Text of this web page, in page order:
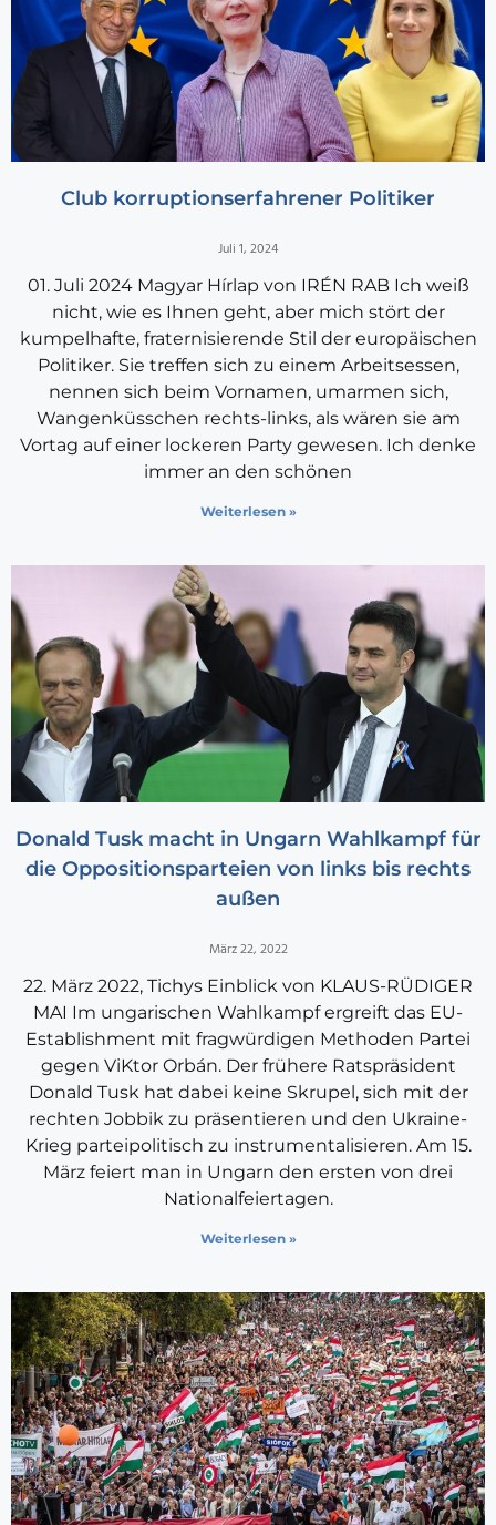
Club korruptionserfahrener Politiker
Juli 1, 2024
01. Juli 2024 Magyar Hírlap von IRÉN RAB Ich weiß
nicht, wie es Ihnen geht, aber mich stört der
kumpelhafte, fraternisierende Stil der europäischen
Politiker. Sie treffen sich zu einem Arbeitsessen,
nennen sich beim Vornamen, umarmen sich,
Wangenküsschen rechts-links, als wären sie am
Vortag auf einer lockeren Party gewesen. Ich denke
immer an den schönen
Weiterlesen »
Donald Tusk macht in Ungarn Wahlkampf für
die Oppositionsparteien von links bis rechts
außen
März 22, 2022
22. März 2022, Tichys Einblick von KLAUS-RÜDIGER
MAI Im ungarischen Wahlkampf ergreift das EU-
Establishment mit fragwürdigen Methoden Partei
gegen ViKtor Orbán. Der frühere Ratspräsident
Donald Tusk hat dabei keine Skrupel, sich mit der
rechten Jobbik zu präsentieren und den Ukraine-
Krieg parteipolitisch zu instrumentalisieren. Am 15.
März feiert man in Ungarn den ersten von drei
Nationalfeiertagen.
Weiterlesen »